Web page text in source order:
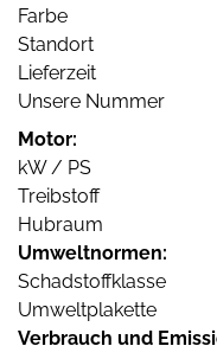
Farbe
Standort
Lieferzeit
Unsere Nummer
Motor:
kW / PS
Treibstoff
Hubraum
Umweltnormen:
Schadstoffklasse
Umweltplakette
Verbrauch und